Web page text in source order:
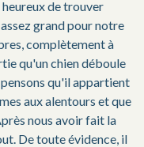
de trouver
grand pour notre
complètement à
qu'un chien déboule
qu'il appartient
aux alentours et que
nous avoir fait la
De toute évidence, il